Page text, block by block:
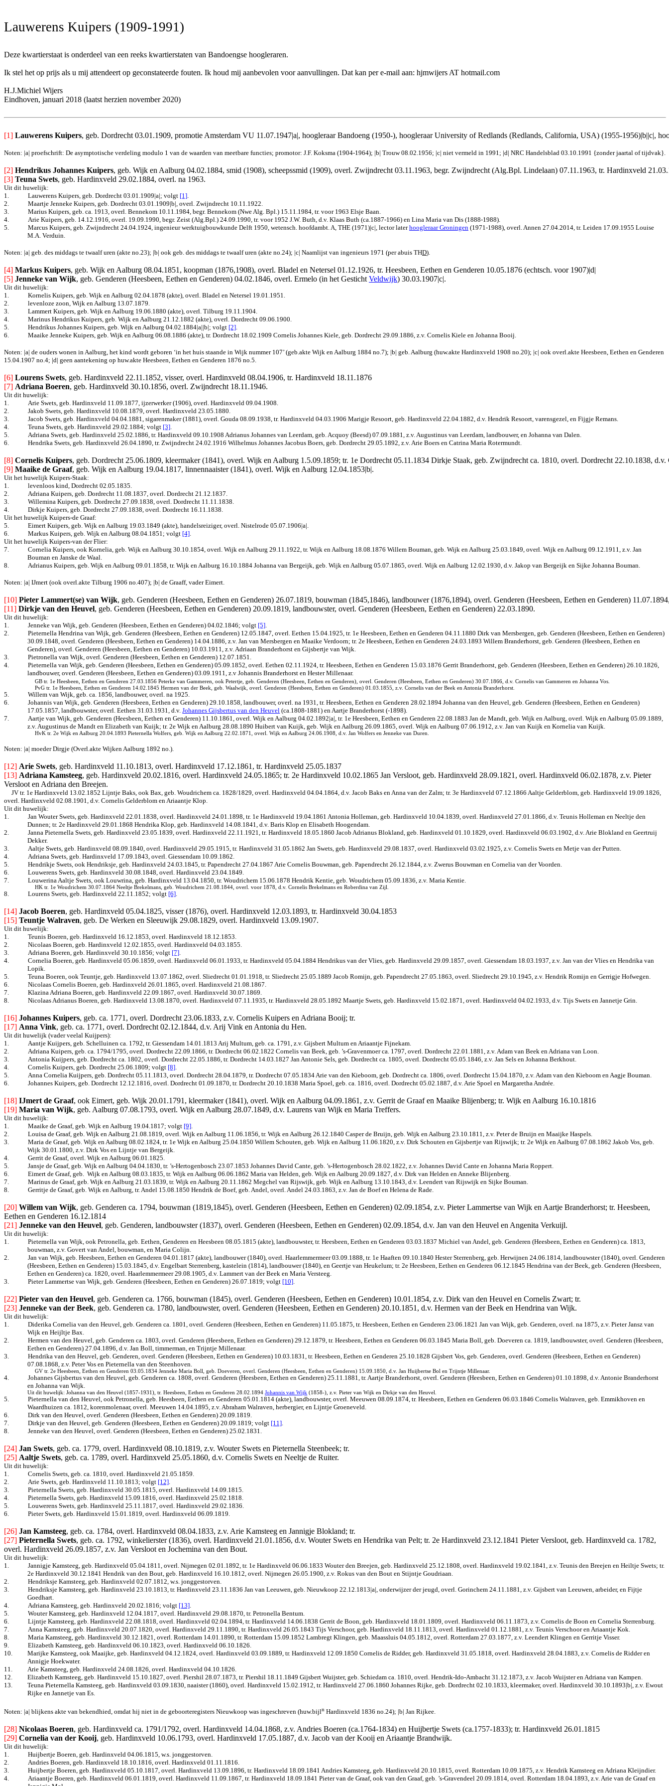
Lauwerens Kuipers (1909-1991)
Deze kwartierstaat is onderdeel van een reeks kwartierstaten van Bandoengse hoogleraren.
Ik stel het op prijs als u mij attendeert op geconstateerde fouten. Ik houd mij aanbevolen voor aanvullingen. Dat kan per e-mail aan: hjmwijers AT hotmail.com
H.J.Michiel Wijers
Eindhoven, januari 2018 (laatst herzien november 2020)
[1] Lauwerens Kuipers, geb. Dordrecht 03.01.1909, promotie Amsterdam VU 11.07.1947|a|, hoogleraar Bandoeng (1950-), hoogleraar University of Redlands (Redlands, California, USA) (1955-1956)|b||c|,
Noten: |a| proefschrift: De asymptotische verdeling modulo 1 van de waarden van meetbare functies; promotor: J.F. Koksma (1904-1964); |b| Trouw 08.02.1956; |c| niet vermeld in 1991; |d| NRC Handelsblad 03.10.1991 {zonder jaartal of tijdvak}.
[2] Hendrikus Johannes Kuipers, geb. Wijk en Aalburg 04.02.1884, smid (1908), scheepssmid (1909), overl. Zwijndrecht 03.11.1963, begr. Zwijndrecht (Alg.Bpl. Lindelaan) 07.11.1963, tr. Hardinxveld
[3] Teuna Swets, geb. Hardinxveld 29.02.1884, overl. na 1963.
Uit dit huwelijk:
1.
Lauwerens Kuipers, geb. Dordrecht 03.01.1909|a|; volgt [1].
2.
Maartje Jenneke Kuipers, geb. Dordrecht 03.01.1909|b|, overl. Zwijndrecht 10.11.1922.
3.
Marius Kuipers, geb. ca. 1913, overl. Bennekom 10.11.1984, begr. Bennekom (Nwe Alg. Bpl.) 15.11.1984, tr. voor 1963 Elsje Baan.
4.
Arie Kuipers, geb. 14.12.1916, overl. 19.09.1990, begr. Zeist (Alg.Bpl.) 24.09.1990, tr. voor 1952 J.W. Buth, d.v. Klaas Buth (ca.1887-1966) en Lina Maria van Dis (1888-1988).
5.
Marcus Kuipers, geb. Zwijndrecht 24.04.1924, ingenieur werktuigbouwkunde Delft 1950, wetensch. hoofdambt. A, THE (1971)|c|, lector laterhoogleraar Groningen (1971-1988), overl. Annen 27.04.2014, tr. Leiden 17.09.1955 Louise
M.A. Verduin.
Noten: |a| geb. des middags te twaalf uren (akte no.23); |b| ook geb. des middags te twaalf uren (akte no.24); |c| Naamlijst van ingenieurs 1971 (per abuis THD).
[4] Markus Kuipers, geb. Wijk en Aalburg 08.04.1851, koopman (1876,1908), overl. Bladel en Netersel 01.12.1926, tr. Heesbeen, Eethen en Genderen 10.05.1876 (echtsch. voor 1907)|d|
[5] Jenneke van Wijk, geb. Genderen (Heesbeen, Eethen en Genderen) 04.02.1846, overl. Ermelo (in het Gesticht Veldwijk) 30.03.1907|c|.
Uit dit huwelijk:
1.
Kornelis Kuipers, geb. Wijk en Aalburg 02.04.1878 (akte), overl. Bladel en Netersel 19.01.1951.
2.
levenloze zoon, Wijk en Aalburg 13.07.1879.
3.
Lammert Kuipers, geb. Wijk en Aalburg 19.06.1880 (akte), overl. Tilburg 19.11.1904.
4.
Marinus Hendrikus Kuipers, geb. Wijk en Aalburg 21.12.1882 (akte), overl. Dordrecht 09.06.1900.
5.
Hendrikus Johannes Kuipers, geb. Wijk en Aalburg 04.02.1884|a||b|; volgt [2].
6.
Maaike Jenneke Kuipers, geb. Wijk en Aalburg 06.08.1886 (akte), tr. Dordrecht 18.02.1909 Cornelis Johannes Kiele, geb. Dordrecht 29.09.1886, z.v. Cornelis Kiele en Johanna Booij.
Noten: |a| de ouders wonen in Aalburg, het kind wordt geboren ‘in het huis staande in Wijk nummer 107’ (geb.akte Wijk en Aalburg 1884 no.7); |b| geb. Aalburg (huw.akte Hardinxveld 1908 no.20); |c| ook overl.akte Heesbeen, Eethen en Genderen
15.04.1907 no.4; |d| geen aantekening op huw.akte Heesbeen, Eethen en Genderen 1876 no.5.
[6] Lourens Swets, geb. Hardinxveld 22.11.1852, visser, overl. Hardinxveld 08.04.1906, tr. Hardinxveld 18.11.1876
[7] Adriana Boeren, geb. Hardinxveld 30.10.1856, overl. Zwijndrecht 18.11.1946.
Uit dit huwelijk:
1.
Arie Swets, geb. Hardinxveld 11.09.1877, ijzerwerker (1906), overl. Hardinxveld 09.04.1908.
2.
Jakob Swets, geb. Hardinxveld 10.08.1879, overl. Hardinxveld 23.05.1880.
3.
Jacob Swets, geb. Hardinxveld 04.04.1881, sigarenmaker (1881), overl. Gouda 08.09.1938, tr. Hardinxveld 04.03.1906 Marigje Resoort, geb. Hardinxveld 22.04.1882, d.v. Hendrik Resoort, varensgezel, en Fijgje Remans.
4.
Teuna Swets, geb. Hardinxveld 29.02.1884; volgt [3].
5.
Adriana Swets, geb. Hardinxveld 25.02.1886, tr. Hardinxveld 09.10.1908 Adrianus Johannes van Leerdam, geb. Acquoy (Beesd) 07.09.1881, z.v. Augustinus van Leerdam, landbouwer, en Johanna van Dalen.
6.
Hendrika Swets, geb. Hardinxveld 26.04.1890, tr. Zwijndrecht 24.02.1916 Wilhelmus Johannes Jacobus Boers, geb. Dordrecht 29.05.1892, z.v. Arie Boers en Catrina Maria Rotermundt.
[8] Cornelis Kuipers, geb. Dordrecht 25.06.1809, kleermaker (1841), overl. Wijk en Aalburg 1.5.09.1859; tr. 1e Dordrecht 05.11.1834 Dirkje Staak, geb. Zwijndrecht ca. 1810, overl. Dordrecht 22.10.1838,
[9] Maaike de Graaf, geb. Wijk en Aalburg 19.04.1817, linnennaaister (1841), overl. Wijk en Aalburg 12.04.1853|b|.
Uit het huwelijk Kuipers-Staak:
1.
levenloos kind, Dordrecht 02.05.1835.
2.
Adriana Kuipers, geb. Dordrecht 11.08.1837, overl. Dordrecht 21.12.1837.
3.
Willemina Kuipers, geb. Dordrecht 27.09.1838, overl. Dordrecht 11.11.1838.
4.
Dirkje Kuipers, geb. Dordrecht 27.09.1838, overl. Dordrecht 16.11.1838.
Uit het huwelijk Kuipers-de Graaf:
5.
Eimert Kuipers, geb. Wijk en Aalburg 19.03.1849 (akte), handelsreiziger, overl. Nistelrode 05.07.1906|a|.
6.
Markus Kuipers, geb. Wijk en Aalburg 08.04.1851; volgt [4].
Uit het huwelijk Kuipers-van der Flier:
7.
Cornelia Kuipers, ook Kornelia, geb. Wijk en Aalburg 30.10.1854, overl. Wijk en Aalburg 29.11.1922, tr. Wijk en Aalburg 18.08.1876 Willem Bouman, geb. Wijk en Aalburg 25.03.1849, overl. Wijk en Aalburg 09.12.1911, z.v. Jan
Bouman en Janske de Waal.
8.
Adrianus Kuipers, geb. Wijk en Aalburg 09.01.1858, tr. Wijk en Aalburg 16.10.1884 Johanna van Bergeijk, geb. Wijk en Aalburg 05.07.1865, overl. Wijk en Aalburg 12.02.1930, d.v. Jakop van Bergeijk en Sijke Johanna Bouman.
Noten: |a| IJmert (ook overl.akte Tilburg 1906 no.407); |b| de Graaff, vader Eimert.
[10] Pieter Lammert(se) van Wijk, geb. Genderen (Heesbeen, Eethen en Genderen) 26.07.1819, bouwman (1845,1846), landbouwer (1876,1894), overl. Genderen (Heesbeen, Eethen en Genderen)
[11] Dirkje van den Heuvel, geb. Genderen (Heesbeen, Eethen en Genderen) 20.09.1819, landbouwster, overl. Genderen (Heesbeen, Eethen en Genderen) 22.03.1890.
Uit dit huwelijk:
1.
Jenneke van Wijk, geb. Genderen (Heesbeen, Eethen en Genderen) 04.02.1846; volgt [5].
2.
Pieternella Hendrina van Wijk, geb. Genderen (Heesbeen, Eethen en Genderen) 12.05.1847, overl. Eethen 15.04.1925, tr. 1e Heesbeen, Eethen en Genderen 04.11.1880 Dirk van Mersbergen, geb. Genderen (Heesbeen, Eethen en Genderen)
30.09.1848, overl. Genderen (Heesbeen, Eethen en Genderen) 14.04.1886, z.v. Jan van Mersbergen en Maaike Verdoorn; tr. 2e Heesbeen, Eethen en Genderen 24.03.1893 Willem Branderhorst, geb. Genderen (Heesbeen, Eethen en
Genderen), overl. Genderen (Heesbeen, Eethen en Genderen) 10.03.1911, z.v. Adriaan Branderhorst en Gijsbertje van Wijk.
3.
Pietronella van Wijk, overl. Genderen (Heesbeen, Eethen en Genderen) 12.07.1851.
4.
Pieternella van Wijk, geb. Genderen (Heesbeen, Eethen en Genderen) 05.09.1852, overl. Eethen 02.11.1924, tr. Heesbeen, Eethen en Genderen 15.03.1876 Gerrit Branderhorst, geb. Genderen (Heesbeen, Eethen en Genderen) 26.10.1826,
landbouwer, overl. Genderen (Heesbeen, Eethen en Genderen) 03.09.1911, z.v Johannis Branderhorst en Hester Millenaar.
GB tr. 1e Heesbeen, Eethen en Genderen 27.03.1856 Peterke van Gammeren, ook Petertje, geb. Genderen (Heesbeen, Eethen en Genderen), overl. Genderen (Heesbeen, Eethen en Genderen) 30.07.1866, d.v. Cornelis van Gammeren en Johanna Vos.
PvG tr. 1e Heesbeen, Eethen en Genderen 14.02.1845 Hermen van der Beek, geb. Waalwijk, overl. Genderen (Heesbeen, Eethen en Genderen) 01.03.1855, z.v. Cornelis van der Beek en Antonia Branderhorst.
5.
Willem van Wijk, geb. ca. 1856, landbouwer, overl. na 1925.
6.
Johannis van Wijk, geb. Genderen (Heesbeen, Eethen en Genderen) 29.10.1858, landbouwer, overl. na 1931, tr. Heesbeen, Eethen en Genderen 28.02.1894 Johanna van den Heuvel, geb. Genderen (Heesbeen, Eethen en Genderen)
17.05.1857, landbouwster, overl. Eethen 31.03.1931, d.v.Johannes Gijsbertus van den Heuvel (ca.1808-1881) en Aartje Branderhorst (-1898).
7.
Aartje van Wijk, geb. Genderen (Heesbeen, Eethen en Genderen) 11.10.1861, overl. Wijk en Aalburg 04.02.1892|a|, tr. 1e Heesbeen, Eethen en Genderen 22.08.1883 Jan de Mandt, geb. Wijk en Aalburg, overl. Wijk en Aalburg 05.09.1889,
z.v. Augustinus de Mandt en Elizabeth van Kuijk; tr. 2e Wijk en Aalburg 28.08.1890 Huibert van Kuijk, geb. Wijk en Aalburg 26.09.1865, overl. Wijk en Aalburg 07.06.1912, z.v. Jan van Kuijk en Kornelia van Kuijk.
HvK tr. 2e Wijk en Aalburg 20.04.1893 Pieternella Wolfers, geb. Wijk en Aalburg 22.02.1871, overl. Wijk en Aalburg 24.06.1908, d.v. Jan Wolfers en Jenneke van Duren.
Noten: |a| moeder Dirgje (Overl.akte Wijken Aalburg 1892 no.).
[12] Arie Swets, geb. Hardinxveld 11.10.1813, overl. Hardinxveld 17.12.1861, tr. Hardinxveld 25.05.1837
[13] Adriana Kamsteeg, geb. Hardinxveld 20.02.1816, overl. Hardinxveld 24.05.1865; tr. 2e Hardinxveld 10.02.1865 Jan Versloot, geb. Hardinxveld 28.09.1821, overl. Hardinxveld 06.02.1878, z.v. Pieter
Versloot en Adriana den Breejen.
JV tr. 1e Hardinxveld 13.02.1852 Lijntje Baks, ook Bax, geb. Woudrichem ca. 1828/1829, overl. Hardinxveld 04.04.1864, d.v. Jacob Baks en Anna van der Zalm; tr. 3e Hardinxveld 07.12.1866 Aaltje Gelderblom, geb. Hardinxveld 19.09.1826,
overl. Hardinxveld 02.08.1901, d.v. Cornelis Gelderblom en Ariaantje Klop.
Uit dit huwelijk:
1.
Jan Wouter Swets, geb. Hardinxveld 22.01.1838, overl. Hardinxveld 24.01.1898, tr. 1e Hardinxveld 19.04.1861 Antonia Holleman, geb. Hardinxveld 10.04.1839, overl. Hardinxveld 27.01.1866, d.v. Teunis Holleman en Neeltje den
Dunnen; tr. 2e Hardinxveld 29.01.1868 Hendrika Klop, geb. Hardinxveld 14.08.1841, d.v. Baris Klop en Elisabeth Hoogendam.
2.
Janna Pieternella Swets, geb. Hardinxveld 23.05.1839, overl. Hardinxveld 22.11.1921, tr. Hardinxveld 18.05.1860 Jacob Adrianus Blokland, geb. Hardinxveld 01.10.1829, overl. Hardinxveld 06.03.1902, d.v. Arie Blokland en Geertruij
Dekker.
3.
Aaltje Swets, geb. Hardinxveld 08.09.1840, overl. Hardinxveld 29.05.1915, tr. Hardinxveld 31.05.1862 Jan Swets, geb. Hardinxveld 29.08.1837, overl. Hardinxveld 03.02.1925, z.v. Cornelis Swets en Metje van der Putten.
4.
Adriana Swets, geb. Hardinxveld 17.09.1843, overl. Giessendam 10.09.1862.
5.
Hendrikje Swets, ook Hendriksje, geb. Hardinxveld 24.03.1845, tr. Papendrecht 27.04.1867 Arie Cornelis Bouwman, geb. Papendrecht 26.12.1844, z.v. Zwerus Bouwman en Cornelia van der Voorden.
6.
Louwerens Swets, geb. Hardinxveld 30.08.1848, overl. Hardinxveld 23.04.1849.
7.
Louwerina Aaltje Swets, ook Louwrina, geb. Hardinxveld 13.04.1850, tr. Woudrichem 15.06.1878 Hendrik Kentie, geb. Woudrichem 05.09.1836, z.v. Maria Kentie.
HK tr. 1e Woudrichem 30.07.1864 Neeltje Brekelmans, geb. Woudrichem 21.08.1844, overl. voor 1878, d.v. Cornelis Brekelmans en Roberdina van Zijl.
8. Lourens Swets, geb. Hardinxveld 22.11.1852; volgt [6].
[14] Jacob Boeren, geb. Hardinxveld 05.04.1825, visser (1876), overl. Hardinxveld 12.03.1893, tr. Hardinxveld 30.04.1853
[15] Teuntje Walraven, geb. De Werken en Sleeuwijk 29.08.1829, overl. Hardinxveld 13.09.1907.
Uit dit huwelijk:
1.
Teunis Boeren, geb. Hardinxveld 16.12.1853, overl. Hardinxveld 18.12.1853.
2.
Nicolaas Boeren, geb. Hardinxveld 12.02.1855, overl. Hardinxveld 04.03.1855.
3.
Adriana Boeren, geb. Hardinxveld 30.10.1856; volgt [7].
4.
Cornelia Boeren, geb. Hardinxveld 05.06.1859, overl. Hardinxveld 06.01.1933, tr. Hardinxveld 05.04.1884 Hendrikus van der Vlies, geb. Hardinxveld 29.09.1857, overl. Giessendam 18.03.1937, z.v. Jan van der Vlies en Hendrika van
Lopik.
5.
Teuna Boeren, ook Teuntje, geb. Hardinxveld 13.07.1862, overl. Sliedrecht 01.01.1918, tr. Sliedrecht 25.05.1889 Jacob Romijn, geb. Papendrecht 27.05.1863, overl. Sliedrecht 29.10.1945, z.v. Hendrik Romijn en Gerrigje Hofwegen.
6.
Nicolaas Cornelis Boeren, geb. Hardinxveld 26.01.1865, overl. Hardinxveld 21.08.1867.
7.
Klazina Adriana Boeren, geb. Hardinxveld 22.09.1867, overl. Hardinxveld 30.07.1869.
8.
Nicolaas Adrianus Boeren, geb. Hardinxveld 13.08.1870, overl. Hardinxveld 07.11.1935, tr. Hardinxveld 28.05.1892 Maartje Swets, geb. Hardinxveld 15.02.1871, overl. Hardinxveld 04.02.1933, d.v. Tijs Swets en Jannetje Grin.
[16] Johannes Kuipers, geb. ca. 1771, overl. Dordrecht 23.06.1833, z.v. Cornelis Kuipers en Adriana Booij; tr.
[17] Anna Vink, geb. ca. 1771, overl. Dordrecht 02.12.1844, d.v. Arij Vink en Antonia du Hen.
Uit dit huwelijk (vader veelal Kuijpers):
1.
Aantje Kuijpers, geb. Schelluinen ca. 1792, tr. Giessendam 14.01.1813 Arij Multum, geb. ca. 1791, z.v. Gijsbert Multum en Ariaantje Fijnekam.
2.
Adriana Kuipers, geb. ca. 1794/1795, overl. Dordrecht 22.09.1866, tr. Dordrecht 06.02.1822 Cornelis van Beek, geb. ’s-Gravenmoer ca. 1797, overl. Dordrecht 22.01.1881, z.v. Adam van Beek en Adriana van Loon.
3.
Antonia Kuijpers, geb. Dordrecht ca. 1802, overl. Dordrecht 22.05.1886, tr. Dordrecht 14.03.1827 Jan Antonie Sels, geb. Dordrecht ca. 1805, overl. Dordrecht 05.05.1846, z.v. Jan Sels en Johanna Berkhout.
4.
Cornelis Kuipers, geb. Dordrecht 25.06.1809; volgt [8].
5.
Anna Cornelia Kuijpers, geb. Dordrecht 05.11.1813, overl. Dordrecht 28.04.1879, tr. Dordrecht 07.05.1834 Arie van den Kieboom, geb. Dordrecht ca. 1806, overl. Dordrecht 15.04.1870, z.v. Adam van den Kieboom en Aagje Bouman.
6.
Johannes Kuipers, geb. Dordrecht 12.12.1816, overl. Dordrecht 01.09.1870, tr. Dordrecht 20.10.1838 Maria Spoel, geb. ca. 1816, overl. Dordrecht 05.02.1887, d.v. Arie Spoel en Margaretha Andrée.
[18] IJmert de Graaf, ook Eimert, geb. Wijk 20.01.1791, kleermaker (1841), overl. Wijk en Aalburg 04.09.1861, z.v. Gerrit de Graaf en Maaike Blijenberg; tr. Wijk en Aalburg 16.10.1816
[19] Maria van Wijk, geb. Aalburg 07.08.1793, overl. Wijk en Aalburg 28.07.1849, d.v. Laurens van Wijk en Maria Treffers.
Uit dit huwelijk:
1.
Maaike de Graaf, geb. Wijk en Aalburg 19.04.1817; volgt [9].
2.
Louisa de Graaf, geb. Wijk en Aalburg 21.08.1819, overl. Wijk en Aalburg 11.06.1856, tr. Wijk en Aalburg 26.12.1840 Casper de Bruijn, geb. Wijk en Aalburg 23.10.1811, z.v. Peter de Bruijn en Maaijke Haspels.
3.
Maria de Graaf, geb. Wijk en Aalburg 08.02.1824, tr. 1e Wijk en Aalburg 25.04.1850 Willem Schouten, geb. Wijk en Aalburg 11.06.1820, z.v. Dirk Schouten en Gijsbertje van Rijswijk; tr. 2e Wijk en Aalburg 07.08.1862 Jakob Vos, geb.
Wijk 30.01.1800, z.v. Dirk Vos en Lijntje van Bergeijk.
4.
Gerrit de Graaf, overl. Wijk en Aalburg 06.01.1825.
5.
Jansje de Graaf, geb. Wijk en Aalburg 04.04.1830, tr. ’s-Hertogenbosch 23.07.1853 Johannes David Cante, geb. ’s-Hertogenbosch 28.02.1822, z.v. Johannes David Cante en Johanna Maria Roppert.
6.
Eimert de Graaf, geb. Wijk en Aalburg 08.03.1835, tr. Wijk en Aalburg 06.06.1862 Maria van Helden, geb. Wijk en Aalburg 20.09.1827, d.v. Dirk van Helden en Anneke Blijenberg.
7.
Marinus de Graaf, geb. Wijk en Aalburg 21.03.1839, tr. Wijk en Aalburg 20.11.1862 Megchel van Rijswijk, geb. Wijk en Aalburg 13.10.1843, d.v. Leendert van Rijswijk en Sijke Bouman.
8.
Gerritje de Graaf, geb. Wijk en Aalburg, tr. Andel 15.08.1850 Hendrik de Boef, geb. Andel, overl. Andel 24.03.1863, z.v. Jan de Boef en Helena de Rade.
[20] Willem van Wijk, geb. Genderen ca. 1794, bouwman (1819,1845), overl. Genderen (Heesbeen, Eethen en Genderen) 02.09.1854, z.v. Pieter Lammertse van Wijk en Aartje Branderhorst; tr. Heesbeen,
Eethen en Genderen 16.12.1814
[21] Jenneke van den Heuvel, geb. Genderen, landbouwster (1837), overl. Genderen (Heesbeen, Eethen en Genderen) 02.09.1854, d.v. Jan van den Heuvel en Angenita Verkuijl.
Uit dit huwelijk:
1.
Pieternella van Wijk, ook Petronella, geb. Eethen, Genderen en Heesbeen 08.05.1815 (akte), landbouwster, tr. Heesbeen, Eethen en Genderen 03.03.1837 Michiel van Andel, geb. Genderen (Heesbeen, Eethen en Genderen) ca. 1813,
bouwman, z.v. Govert van Andel, bouwman, en Maria Colijn.
2.
Jan van Wijk, geb. Heesbeen, Eethen en Genderen 04.01.1817 (akte), landbouwer (1840), overl. Haarlemmermeer 03.09.1888, tr. 1e Haaften 09.10.1840 Hester Sterrenberg, geb. Herwijnen 24.06.1814, landbouwster (1840), overl. Genderen
(Heesbeen, Eethen en Genderen) 15.03.1845, d.v. Engelbart Sterrenberg, kastelein (1814), landbouwer (1840), en Geertje van Heukelum; tr. 2e Heesbeen, Eethen en Genderen 06.12.1845 Hendrina van der Beek, geb. Genderen (Heesbeen,
Eethen en Genderen) ca. 1820, overl. Haarlemmermeer 29.08.1905, d.v. Lammert van der Beek en Maria Versteeg.
3.
Pieter Lammertse van Wijk, geb. Genderen (Heesbeen, Eethen en Genderen) 26.07.1819; volgt [10].
[22] Pieter van den Heuvel, geb. Genderen ca. 1766, bouwman (1845), overl. Genderen (Heesbeen, Eethen en Genderen) 10.01.1854, z.v. Dirk van den Heuvel en Cornelis Zwart; tr.
[23] Jenneke van der Beek, geb. Genderen ca. 1780, landbouwster, overl. Genderen (Heesbeen, Eethen en Genderen) 20.10.1851, d.v. Hermen van der Beek en Hendrina van Wijk.
Uit dit huwelijk:
1.
Diderika Cornelia van den Heuvel, geb. Genderen ca. 1801, overl. Genderen (Heesbeen, Eethen en Genderen) 11.05.1875, tr. Heesbeen, Eethen en Genderen 23.06.1821 Jan van Wijk, geb. Genderen, overl. na 1875, z.v. Pieter Jansz van
Wijk en Heijltje Bax.
2.
Hermen van den Heuvel, geb. Genderen ca. 1803, overl. Genderen (Heesbeen, Eethen en Genderen) 29.12.1879, tr. Heesbeen, Eethen en Genderen 06.03.1845 Maria Boll, geb. Doeveren ca. 1819, landbouwster, overl. Genderen (Heesbeen,
Eethen en Genderen) 27.04.1896, d.v. Jan Boll, timmerman, en Trijntje Millenaar.
3.
Hendrika van den Heuvel, geb. Genderen, overl. Genderen (Heesbeen, Eethen en Genderen) 10.03.1831, tr. Heesbeen, Eethen en Genderen 25.10.1828 Gijsbert Vos, geb. Genderen, overl. Genderen (Heesbeen, Eethen en Genderen)
07.08.1868, z.v. Peter Vos en Pieternella van den Steenhoven.
GV tr. 2e Heesbeen, Eethen en Genderen 03.05.1834 Jenneke Maria Boll, geb. Doeveren, overl. Genderen (Heesbeen, Eethen en Genderen) 15.09.1850, d.v. Jan Huijbertse Bol en Trijntje Millenaar.
4.
Johannes Gijsbertus van den Heuvel, geb. Genderen ca. 1808, overl. Genderen (Heesbeen, Eethen en Genderen) 25.11.1881, tr. Aartje Branderhorst, overl. Genderen (Heesbeen, Eethen en Genderen) 01.10.1898, d.v. Antonie Branderhorst
en Johanna van Wijk.
Uit dit huwelijk: Johanna van den Heuvel (1857-1931), tr. Heesbeen, Eethen en Genderen 28.02.1894Johannis van Wijk (1858-), z.v. Pieter van Wijk en Dirkje van den Heuvel.
5.
Pieternella van den Heuvel, ook Petronella, geb. Heesbeen, Eethen en Genderen 05.01.1814 (akte), landbouwster, overl. Meeuwen 08.09.1874, tr. Heesbeen, Eethen en Genderen 06.03.1846 Cornelis Walraven, geb. Emmikhoven en
Waardhuizen ca. 1812, korenmolenaar, overl. Meeuwen 14.04.1895, z.v. Abraham Walraven, herbergier, en Lijntje Groeneveld.
6.
Dirk van den Heuvel, overl. Genderen (Heesbeen, Eethen en Genderen) 20.09.1819.
7.
Dirkje van den Heuvel, geb. Genderen (Heesbeen, Eethen en Genderen) 20.09.1819; volgt [11].
8.
Jenneke van den Heuvel, overl. Genderen (Heesbeen, Eethen en Genderen) 25.02.1831.
[24] Jan Swets, geb. ca. 1779, overl. Hardinxveld 08.10.1819, z.v. Wouter Swets en Pieternella Steenbeek; tr.
[25] Aaltje Swets, geb. ca. 1789, overl. Hardinxveld 25.05.1860, d.v. Cornelis Swets en Neeltje de Ruiter.
Uit dit huwelijk:
1.
Cornelis Swets, geb. ca. 1810, overl. Hardinxveld 21.05.1859.
2.
Arie Swets, geb. Hardinxveld 11.10.1813; volgt [12].
3.
Pieternella Swets, geb. Hardinxveld 30.05.1815, overl. Hardinxveld 14.09.1815.
4.
Pieternella Swets, geb. Hardinxveld 15.09.1816, overl. Hardinxveld 25.02.1818.
5.
Louwerens Swets, geb. Hardinxveld 25.11.1817, overl. Hardinxveld 29.02.1836.
6.
Pieter Swets, geb. Hardinxveld 15.01.1819, overl. Hardinxveld 06.09.1819.
[26] Jan Kamsteeg, geb. ca. 1784, overl. Hardinxveld 08.04.1833, z.v. Arie Kamsteeg en Jannigje Blokland; tr.
[27] Pieternella Swets, geb. ca. 1792, winkelierster (1836), overl. Hardinxveld 21.01.1856, d.v. Wouter Swets en Hendrika van Pelt; tr. 2e Hardinxveld 23.12.1841 Pieter Versloot, geb. Hardinxveld ca. 1782,
overl. Hardinxveld 26.09.1857, z.v. Jan Versloot en Jochemina van den Bout.
Uit dit huwelijk:
1.
Jannigje Kamsteeg, geb. Hardinxveld 05.04.1811, overl. Nijmegen 02.01.1892, tr. 1e Hardinxveld 06.06.1833 Wouter den Breejen, geb. Hardinxveld 25.12.1808, overl. Hardinxveld 19.02.1841, z.v. Teunis den Breejen en Heiltje Swets; tr.
2e Hardinxveld 30.12.1841 Hendrik van den Bout, geb. Hardinxveld 16.10.1812, overl. Nijmegen 26.05.1900, z.v. Rokus van den Bout en Stijntje Goudriaan.
2.
Hendriksje Kamsteeg, geb. Hardinxveld 02.07.1812, w.s. jonggestorven.
3.
Hendriksje Kamsteeg, geb. Hardinxveld 23.10.1813, tr. Hardinxveld 23.11.1836 Jan van Leeuwen, geb. Nieuwkoop 22.12.1813|a|, onderwijzer der jeugd, overl. Gorinchem 24.11.1881, z.v. Gijsbert van Leeuwen, arbeider, en Fijtje
Goedhart.
4.
Adriana Kamsteeg, geb. Hardinxveld 20.02.1816; volgt [13].
5.
Wouter Kamsteeg, geb. Hardinxveld 12.04.1817, overl. Hardinxveld 29.08.1870, tr. Petronella Bentum.
6.
Lijntje Kamsteeg, geb. Hardinxveld 22.08.1818, overl. Hardinxveld 02.04.1894, tr. Hardinxveld 14.06.1838 Gerrit de Boon, geb. Hardinxveld 18.01.1809, overl. Hardinxveld 06.11.1873, z.v. Cornelis de Boon en Cornelia Sterrenburg.
7.
Anna Kamsteeg, geb. Hardinxveld 20.07.1820, overl. Hardinxveld 29.11.1890, tr. Hardinxveld 26.05.1843 Tijs Verschoor, geb. Hardinxveld 18.11.1813, overl. Hardinxveld 01.12.1881, z.v. Teunis Verschoor en Ariaantje Kok.
8.
Maria Kamsteeg, geb. Hardinxveld 30.12.1821, overl. Rotterdam 14.01.1890, tr. Rotterdam 15.09.1852 Lambregt Klingen, geb. Maassluis 04.05.1812, overl. Rotterdam 27.03.1877, z.v. Leendert Klingen en Gerritje Visser.
9.
Elizabeth Kamsteeg, geb. Hardinxveld 06.10.1823, overl. Hardinxveld 06.10.1826.
10.
Marijke Kamsteeg, ook Maaijke, geb. Hardinxveld 04.12.1824, overl. Hardinxveld 03.09.1889, tr. Hardinxveld 12.09.1850 Cornelis de Ridder, geb. Hardinxveld 31.05.1818, overl. Hardinxveld 28.04.1883, z.v. Cornelis de Ridder en
Annigje Hoekwater.
11.
Arie Kamsteeg, geb. Hardinxveld 24.08.1826, overl. Hardinxveld 04.10.1826.
12.
Elizabeth Kamsteeg, geb. Hardinxveld 15.10.1827, overl. Piershil 28.07.1873, tr. Piershil 18.11.1849 Gijsbert Wuijster, geb. Schiedam ca. 1810, overl. Hendrik-Ido-Ambacht 31.12.1873, z.v. Jacob Wuijster en Adriana van Kampen.
13.
Teuna Pieternella Kamsteeg, geb. Hardinxveld 03.09.1830, naaister (1860), overl. Hardinxveld 15.02.1912, tr. Hardinxveld 27.06.1860 Johannes Rijke, geb. Dordrecht 02.10.1833, kleermaker, overl. Hardinxveld 30.10.1893|b|, z.v. Ewout
Rijke en Jannetje van Es.
Noten: |a| blijkens akte van bekendhied, omdat hij niet in de geboorteregisters Nieuwkoop was ingeschreven (huw.bijln Hardinxveld 1836 no.24); |b| Jan Rijkee.
[28] Nicolaas Boeren, geb. Hardinxveld ca. 1791/1792, overl. Hardinxveld 14.04.1868, z.v. Andries Boeren (ca.1764-1834) en Huijbertje Swets (ca.1757-1833); tr. Hardinxveld 26.01.1815
[29] Cornelia van der Kooij, geb. Hardinxveld 10.06.1793, overl. Hardinxveld 17.05.1887, d.v. Jacob van der Kooij en Ariaantje Brandwijk.
Uit dit huwelijk:
1.
Huijbertje Boeren, geb. Hardinxveld 04.06.1815, w.s. jonggestorven.
2.
Andries Boeren, geb. Hardinxveld 18.10.1816, overl. Hardinxveld 01.11.1816.
3.
Huijbertje Boeren, geb. Hardinxveld 05.10.1817, overl. Hardinxveld 13.09.1896, tr. Hardinxveld 18.09.1841 Andries Kamsteeg, geb. Hardinxveld 20.10.1815, overl. Rotterdam 10.09.1875, z.v. Hendrik Kamsteeg en Adriana Kleijndier.
4.
Ariaantje Boeren, geb. Hardinxveld 06.01.1819, overl. Hardinxveld 11.09.1867, tr. Hardinxveld 18.09.1841 Pieter van de Graaf, ook van den Graaf, geb. ’s-Gravendeel 20.09.1814, overl. Rotterdam 18.04.1893, z.v. Arie van de Graaf en